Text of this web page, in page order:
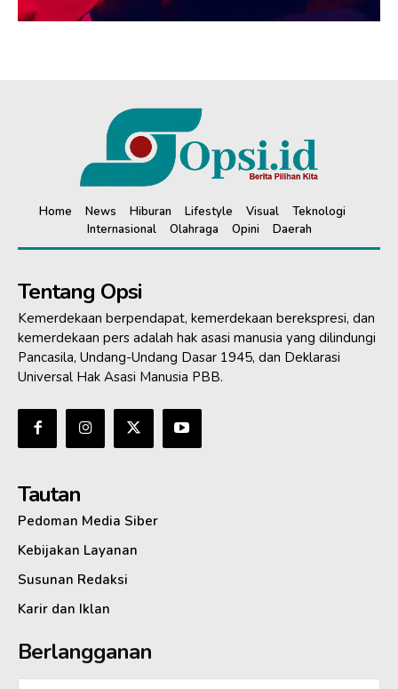
Home News Hiburan Lifestyle Visual
Teknologi
Internasional
Olahraga Opini Daerah
Tentang Opsi
Kemerdekaan berpendapat, kemerdekaan berekspresi, dan
kemerdekaan pers adalah hak asasi manusia yang dilindungi
Pancasila, Undang-Undang Dasar 1945, dan Deklarasi
Universal Hak Asasi Manusia PBB.
Tautan
Pedoman Media Siber
Kebijakan Layanan
Susunan Redaksi
Karir dan Iklan
Berlangganan